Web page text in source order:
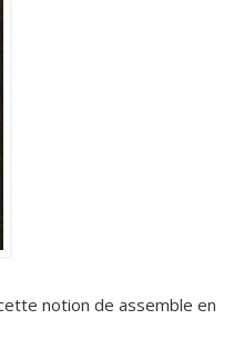
notion de assemble en